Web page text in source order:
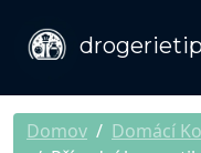
Domov
Domácí